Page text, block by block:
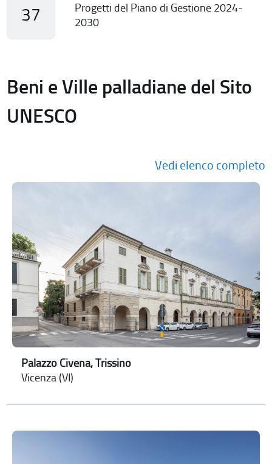
37
Progetti del Piano di Gestione 2024-
2030
Beni e Ville palladiane del Sito
UNESCO
Vedi elenco completo
Palazzo Civena, Trissino
Vicenza (VI)